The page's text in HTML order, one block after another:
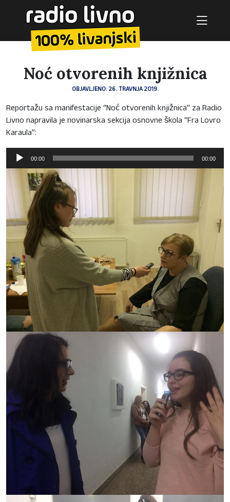
Noć otvorenih knjižnica
OBJAVLJENO: 26. TRAVNJA 2019.
Reportažu sa manifestacije “Noć otvorenih knjižnica” za Radio
Livno napravila je novinarska sekcija osnovne škola “Fra Lovro
Karaula”:
Reproduktor
audiozapisa
00:00 00:00